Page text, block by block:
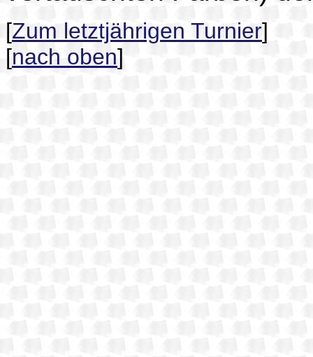
[Zum letztjährigen Turnier]
[nach oben]